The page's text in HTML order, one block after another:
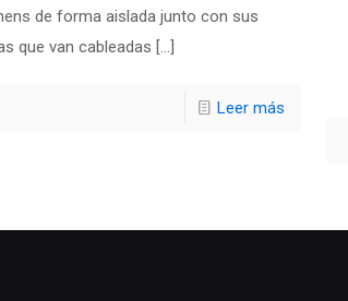
de forma aislada junto con sus
que van cableadas […]
Leer más